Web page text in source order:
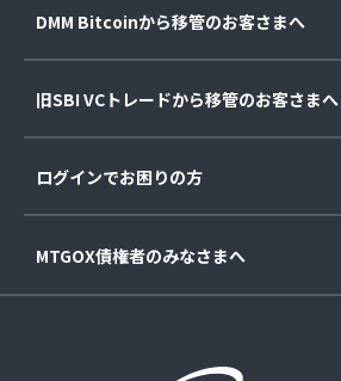
DMM Bitcoinから移管のお客さまへ
旧SBI VCトレードから移管のお客さまへ
ログインでお困りの方
MTGOX債権者のみなさまへ